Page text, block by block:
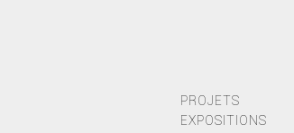
PROJETS
EXPOSITIONS